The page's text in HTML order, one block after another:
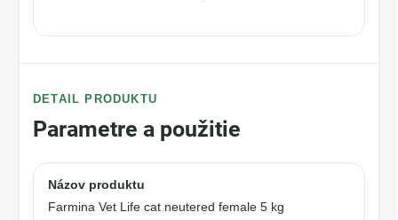
DETAIL PRODUKTU
Parametre a použitie
Názov produktu
Farmina Vet Life cat neutered female 5 kg